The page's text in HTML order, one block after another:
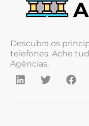
Descubra os
telefones. Ache
Agências.